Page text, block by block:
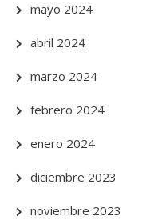
mayo 2024
abril 2024
marzo 2024
febrero 2024
enero 2024
diciembre 2023
noviembre 2023